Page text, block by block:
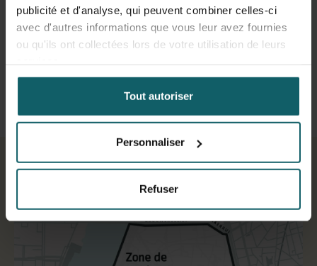
publicité et d'analyse, qui peuvent combiner celles-ci
avec d'autres informations que vous leur avez fournies
ou qu'ils ont collectées lors de votre utilisation de leurs
Tout autoriser
Personnaliser
Refuser
Sint-Rochusstraat 2
2000 Anvers